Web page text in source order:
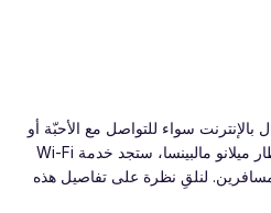
سواء للتواصل مع الأحبّة أو
للوصول إلى المعلومات. في مطار ميلانو مالبينسا، ستجد خدمة Wi-Fi
لنلقِ نظرة على تفاصيل هذه